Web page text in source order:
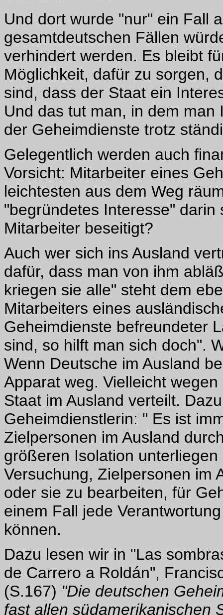
Und dort wurde "nur" ein Fall
gesamtdeutschen Fällen
verhindert werden. Es bleibt
Möglichkeit, dafür zu sorgen,
sind, dass der Staat ein
Und das tut man, in dem
der Geheimdienste trotz
Gelegentlich werden auch
Vorsicht: Mitarbeiter eines
leichtesten aus dem Weg
"begründetes Interesse"
Mitarbeiter beseitigt?
Auch wer sich ins Ausland
dafür, dass man von ihm
kriegen sie alle" steht dem
Mitarbeiters eines
Geheimdienste befreundeter
sind, so hilft man sich doch".
Wenn Deutsche im Ausland
Apparat weg. Vielleicht
Staat im Ausland verteilt.
Geheimdienstlerin: " Es ist
Zielpersonen im Ausland
größeren Isolation
Versuchung, Zielpersonen im
oder sie zu bearbeiten, für
einem Fall jede
können.
Dazu lesen wir in "Las
de Carrero a Roldán",
(S.167) "Die deutschen
fast allen südamerikanischen